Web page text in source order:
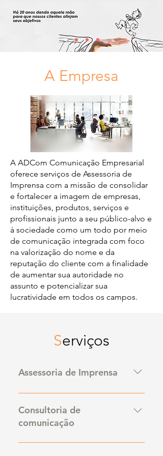
A Empresa
A ADCom Comunicação Empresarial
oferece serviços de Assessoria de
Imprensa com a missão de consolidar
e fortalecer a imagem de empresas,
instituições, produtos, serviços e
profissionais junto a seu público-alvo e
à sociedade como um todo por meio
de comunicação integrada com foco
na valorização do nome e da
reputação do cliente com a finalidade
de aumentar sua autoridade no
assunto e potencializar sua
lucratividade em todos os campos.
Serviços
Assessoria de Imprensa
O Relacionamento com a
Imprensa visa dar ênfase ao envio
de informações sobre o cliente
on line. O interessante é transmitir
Consultoria de
comunicação
A Consultoria de Comunicação